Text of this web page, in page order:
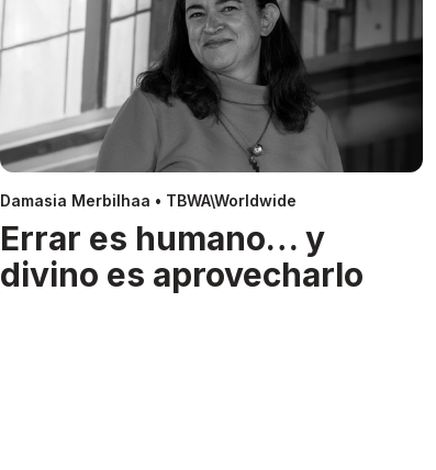
Damasia Merbilhaa • TBWA\Worldwide
Errar es humano… y
divino es aprovecharlo